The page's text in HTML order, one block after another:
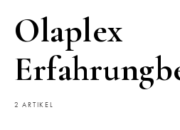
Olaplex
2 ARTIKEL